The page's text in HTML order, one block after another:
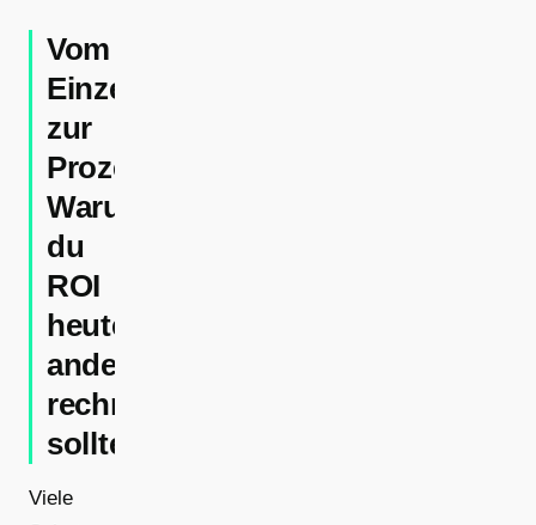
Vom
Einzeltermin
zur
Prozessbasis:
Warum
du
ROI
heute
anders
rechnen
solltest
Viele